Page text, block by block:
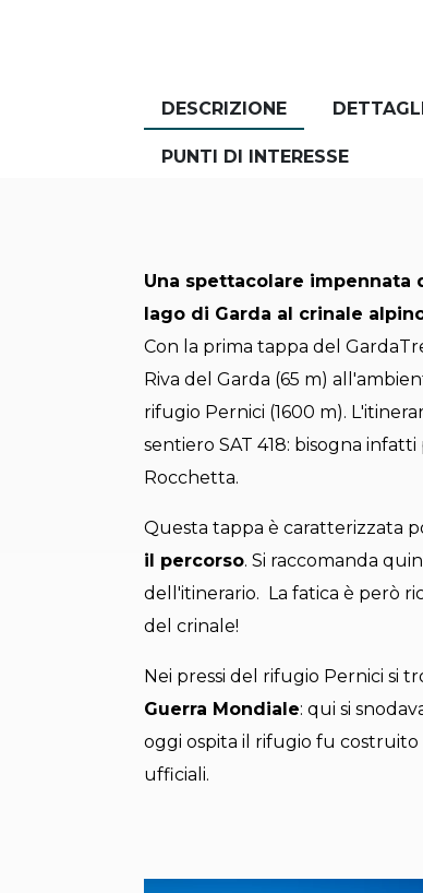
DESCRIZIONE DETTAGLI
PUNTI DI INTERESSE
Una spettacolare impennata
lago di Garda al crinale
Con la prima tappa del
Riva del Garda (65 m)
rifugio Pernici (1600 m).
sentiero SAT 418: bisogna
Rocchetta.
Questa tappa è caratterizzata
il percorso. Si raccomanda
dell'itinerario. La fatica è però
del crinale!
Nei pressi del rifugio Pernici si
Guerra Mondiale: qui si
oggi ospita il rifugio fu
ufficiali.